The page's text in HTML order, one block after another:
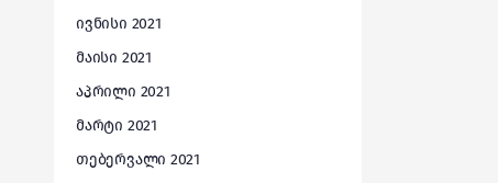
ივნისი 2021
მაისი 2021
აპრილი 2021
მარტი 2021
თებერვალი 2021